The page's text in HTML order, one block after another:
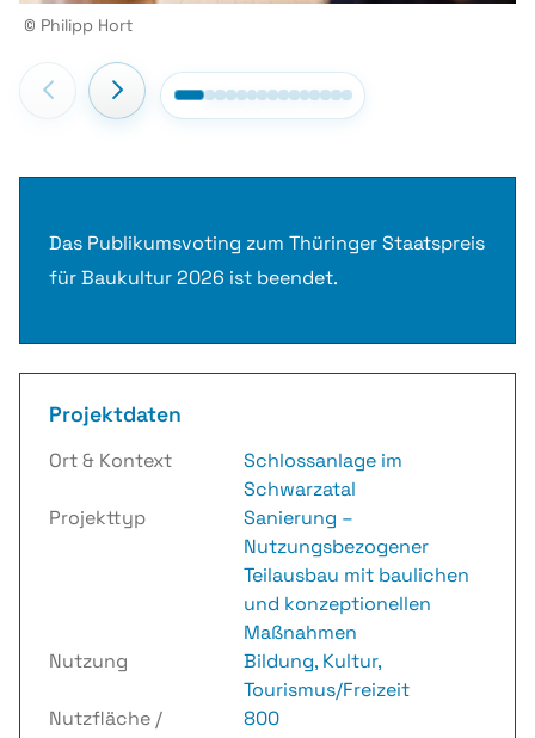
© Philipp Hort
Das Publikumsvoting zum Thüringer Staatspreis
für Baukultur 2026 ist beendet.
Projektdaten
Ort & Kontext
Schlossanlage im
Schwarzatal
Projekttyp
Sanierung –
Nutzungsbezogener
Teilausbau mit baulichen
und konzeptionellen
Maßnahmen
Nutzung
Bildung, Kultur,
Tourismus/Freizeit
Nutzfläche /
800